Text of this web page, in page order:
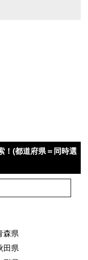
！(都道府県＝同時選
森県
田県